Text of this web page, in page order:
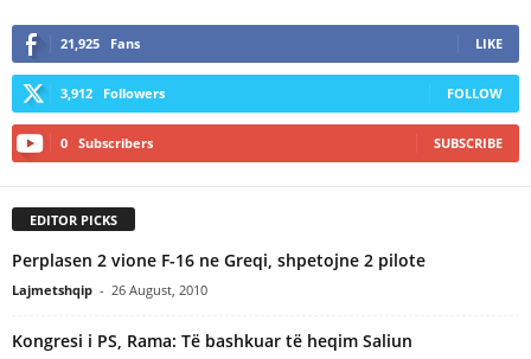
21,925 Fans LIKE
3,912 Followers FOLLOW
0 Subscribers SUBSCRIBE
EDITOR PICKS
Perplasen 2 vione F-16 ne Greqi, shpetojne 2 pilote
Lajmetshqip - 26 August, 2010
Kongresi i PS, Rama: Të bashkuar të heqim Saliun